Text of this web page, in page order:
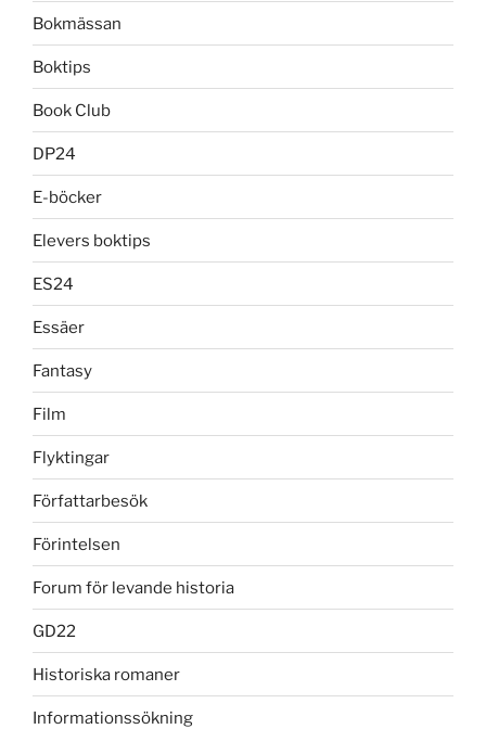
Bokmässan
Boktips
Book Club
DP24
E-böcker
Elevers boktips
ES24
Essäer
Fantasy
Film
Flyktingar
Författarbesök
Förintelsen
Forum för levande historia
GD22
Historiska romaner
Informationssökning